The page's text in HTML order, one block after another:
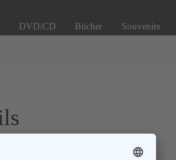
DVD/CD Bücher Souvenirs